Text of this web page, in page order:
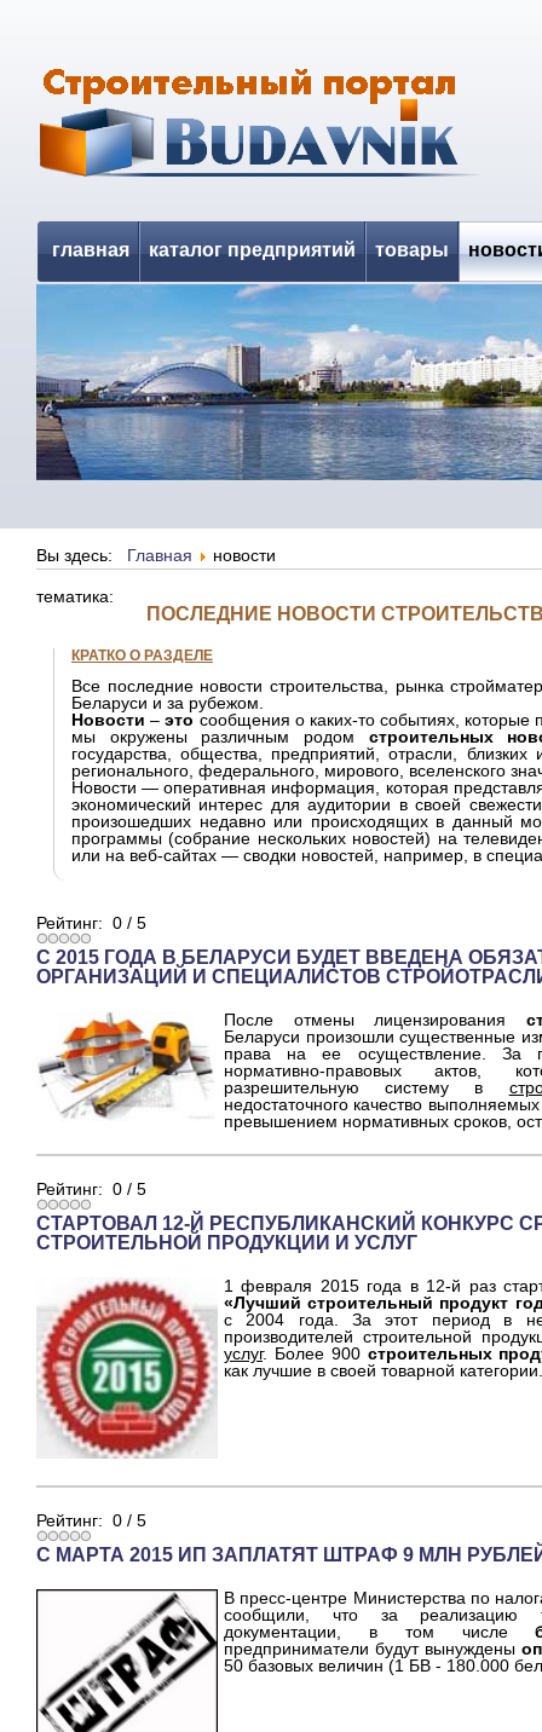
главная каталог предприятий товары
Вы здесь: Главная новости
тематика:
ПОСЛЕДНИЕ НОВОСТИ
КРАТКО О РАЗДЕЛЕ
Все последние новости строительства, рынка
Беларуси и за рубежом.
Новости –это сообщения о каких-то событиях, которые
мы окружены различным родом строительных
государства, общества, предприятий, отрасли,
регионального, федерального, мирового, вселенского
Новости — оперативная информация, которая
экономический интерес для аудитории в своей
произошедших недавно или происходящих в данный
программы (собрание нескольких новостей) на
или на веб-сайтах — сводки новостей, например, в
Рейтинг: 0 / 5
С 2015 ГОДА В БЕЛАРУСИ БУДЕТ ВВЕДЕНА
ОРГАНИЗАЦИЙ И СПЕЦИАЛИСТОВ
После отмены лицензирования
Беларуси произошли существенные
права на ее осуществление. За
нормативно-правовых актов,
разрешительную систему в
недостаточного качество
превышением нормативных сроков,
Рейтинг: 0 / 5
СТАРТОВАЛ 12-Й РЕСПУБЛИКАНСКИЙ КОНКУРС
СТРОИТЕЛЬНОЙ ПРОДУКЦИИ И УСЛУГ
1 февраля 2015 года в 12-й раз
«Лучший строительный продукт
с 2004 года. За этот период в
производителей строительной
услуг. Более 900 строительных
как лучшие в своей товарной категории.
Рейтинг: 0 / 5
С МАРТА 2015 ИП ЗАПЛАТЯТ ШТРАФ 9 МЛН
В пресс-центре Министерства по
сообщили, что за реализацию
документации, в том числе
предприниматели будут вынуждены
50 базовых величин (1 БВ - 180.000